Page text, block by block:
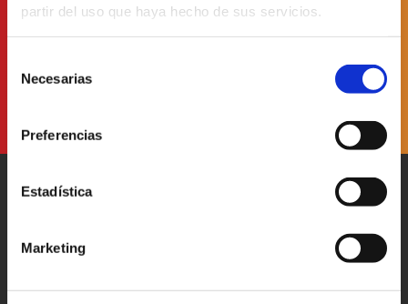
partir del uso que haya hecho de sus servicios.
Necesarias
Preferencias
Estadística
Marketing